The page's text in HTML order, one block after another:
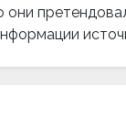
они